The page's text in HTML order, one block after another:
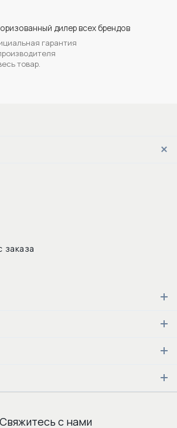
дилер всех брендов
гарантия
товар.
заказа
Свяжитесь с нами